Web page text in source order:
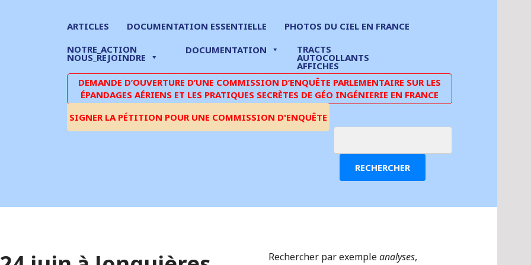
ARTICLES DOCUMENTATION ESSENTIELLE
PHOTOS DU CIEL EN FRANCE
NOTRE_ACTION
NOUS_REJOINDRE
DOCUMENTATION TRACTS
AUTOCOLLANTS
AFFICHES
DEMANDE D’OUVERTURE D’UNE COMMISSION D’ENQUÊTE PARLEMENTAIRE SUR LES
ÉPANDAGES AÉRIENS ET LES PRATIQUES SECRÈTES DE GÉO INGÉNIERIE EN FRANCE
SIGNER LA PÉTITION POUR UNE COMMISSION D'ENQUÊTE
RECHERCHER
Rechercher par exempleanalyses,